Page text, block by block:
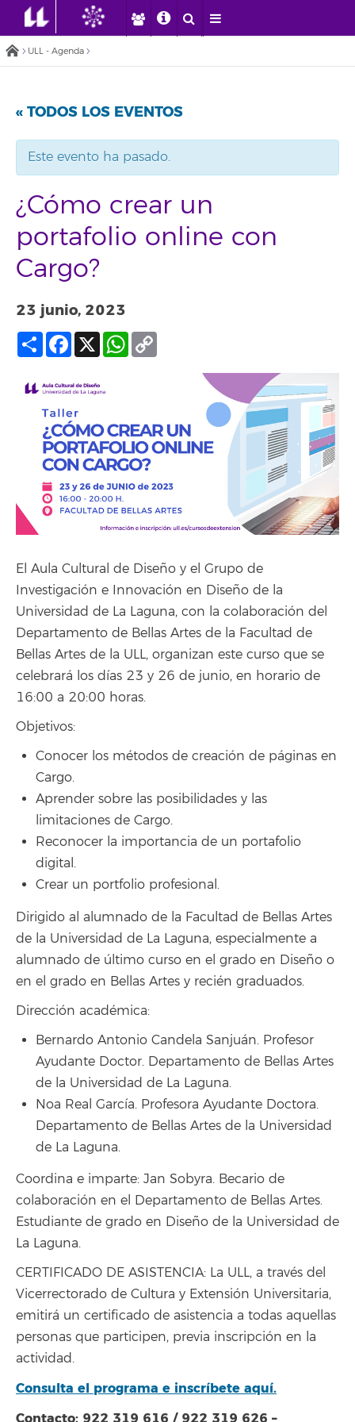
ULL - Agenda
« TODOS LOS EVENTOS
Este evento ha pasado.
¿Cómo crear un
portafolio online con
Cargo?
23 junio, 2023
Compartir
Facebook
X WhatsApp
El Aula Cultural de Diseño y el Grupo de
Investigación e Innovación en Diseño de la
Universidad de La Laguna, con la colaboración del
Departamento de Bellas Artes de la Facultad de
Bellas Artes de la ULL, organizan este curso que se
celebrará los días 23 y 26 de junio, en horario de
16:00 a 20:00 horas.
Objetivos:
Conocer los métodos de creación de páginas en
Cargo.
Aprender sobre las posibilidades y las
limitaciones de Cargo.
Reconocer la importancia de un portafolio
digital.
Crear un portfolio profesional.
Dirigido al alumnado de la Facultad de Bellas Artes
de la Universidad de La Laguna, especialmente a
alumnado de último curso en el grado en Diseño o
en el grado en Bellas Artes y recién graduados.
Dirección académica:
Bernardo Antonio Candela Sanjuán. Profesor
Ayudante Doctor. Departamento de Bellas Artes
de la Universidad de La Laguna.
Noa Real García. Profesora Ayudante Doctora.
Departamento de Bellas Artes de la Universidad
de La Laguna.
Coordina e imparte: Jan Sobyra. Becario de
colaboración en el Departamento de Bellas Artes.
Estudiante de grado en Diseño de la Universidad de
La Laguna.
CERTIFICADO DE ASISTENCIA: La ULL, a través del
Vicerrectorado de Cultura y Extensión Universitaria,
emitirá un certificado de asistencia a todas aquellas
personas que participen, previa inscripción en la
actividad.
Consulta el programa e inscríbete aquí.
Contacto: 922 319 616 / 922 319 626 –